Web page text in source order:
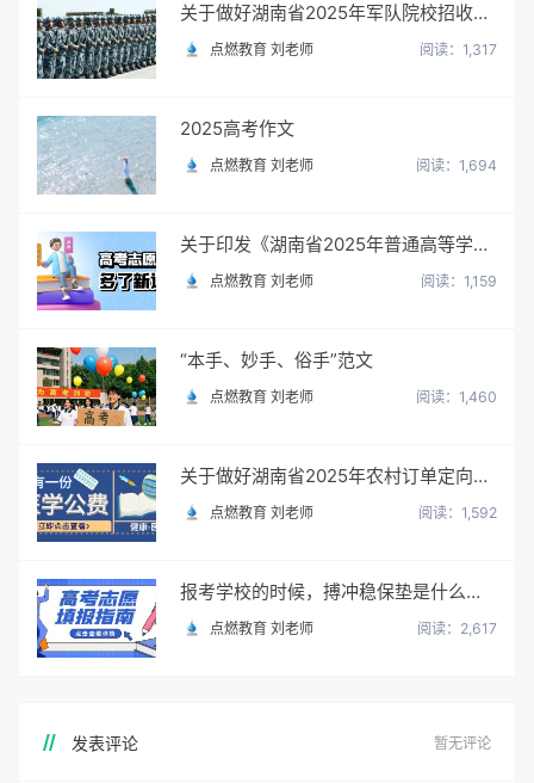
关于做好湖南省2025年军队院校招收普通高中毕业生政治考核工作的通知
点燃教育 刘老师 阅读：1,317
2025高考作文
点燃教育 刘老师 阅读：1,694
关于印发《湖南省2025年普通高等学校招生网上填报志愿工作实施方案》的通知
点燃教育 刘老师 阅读：1,159
“本手、妙手、俗手”范文
点燃教育 刘老师 阅读：1,460
关于做好湖南省2025年农村订单定向免费本科医学生招生培养工作的通知
点燃教育 刘老师 阅读：1,592
报考学校的时候，搏冲稳保垫是什么意思？怎么填？
点燃教育 刘老师 阅读：2,617
发表评论 暂无评论